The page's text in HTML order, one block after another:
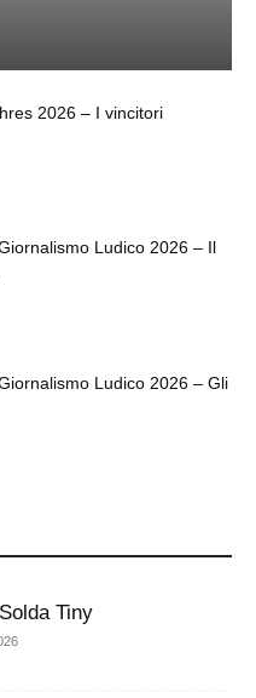
2026 – I vincitori
Ludico 2026 – Il
Ludico 2026 – Gli
Tiny